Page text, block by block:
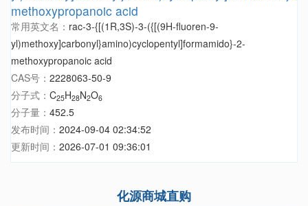
methoxypropanoic acid
常用英文名： rac-3-{[(1R,3S)-3-({[(9H-fluoren-9-
yl)methoxy]carbonyl}amino)cyclopentyl]formamido}-2-
methoxypropanoic acid
CAS号： 2228063-50-9
分子式： C25H28N2O6
分子量： 452.5
发布时间： 2024-09-04 02:34:52
更新时间： 2026-07-01 09:36:01
化源商城直购